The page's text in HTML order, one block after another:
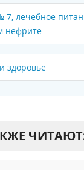
7, лечебное
нефрите
здоровье